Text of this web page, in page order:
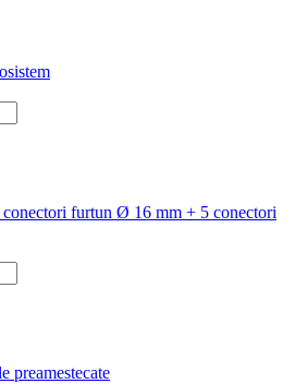
furtun Ø 16 mm + 5 conectori
preamestecate